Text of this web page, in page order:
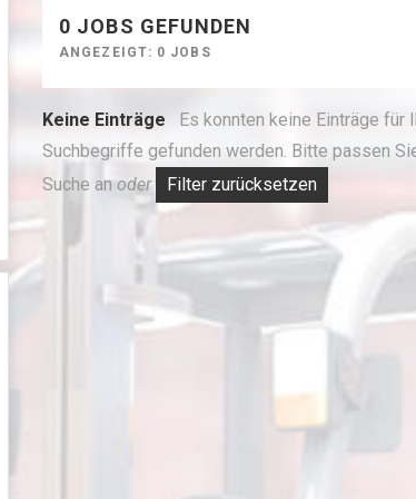
0 JOBS GEFUNDEN
ANGEZEIGT: 0 JOBS
Keine Einträge
Es konnten keine Einträge für
Suchbegriffe gefunden werden. Bitte passen
Suche an oder Filter zurücksetzen